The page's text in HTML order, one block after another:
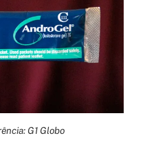
G1 Globo